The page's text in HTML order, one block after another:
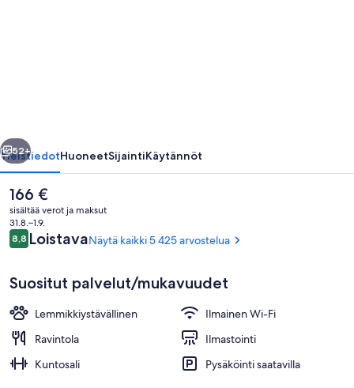
Aula
Seuraava
52+
YleistiedotHuoneetSijaintiKäytännöt
Nykyinen
hinta
on
166 €
166 €
sisältää verot ja maksut
31.8.–1.9.
Arvostelut
8,88,8 kautta 10.
LoistavaNäytä kaikki 5 425 arvostelua
Suositut palvelut/mukavuudet
Lemmikkiystävällinen
Ilmainen Wi-Fi
Ravintola
Ilmastointi
Kuntosali
Pysäköinti saatavilla